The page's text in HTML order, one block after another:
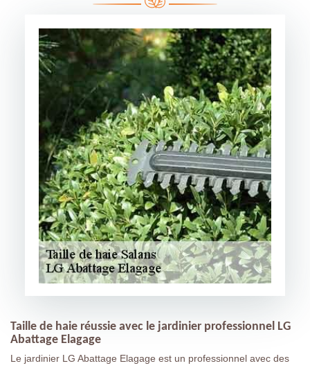
Taille de haie réussie avec le jardinier professionnel LG
Abattage Elagage
Le jardinier LG Abattage Elagage est un professionnel avec des